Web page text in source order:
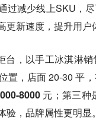
过减少线上SKU，
新速度，提升用户
，以手工冰淇淋
置， 店面 20-30 平
8000 元 ；第三
，品牌属性更明显。